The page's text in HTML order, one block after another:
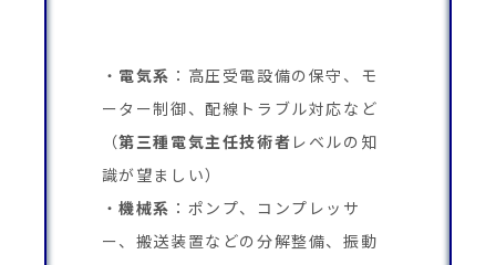
電気系 ：高圧受電設備の保守、モ
ーター制御、配線トラブル対応など
（第三種電気主任技術者 レベルの知
識が望ましい）
機械系 ：ポンプ、コンプレッサ
ー、搬送装置などの分解整備、振動